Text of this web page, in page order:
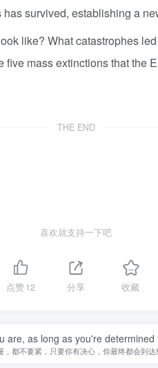
survived, establishing a
like? What catastrophes
five mass extinctions that the
THE END
喜欢就支持一下吧
点赞12 分享 收藏
are, as long as you're
，都不要紧，只要你有决心，你最终都会到